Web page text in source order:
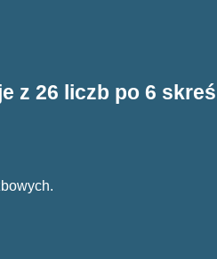
z 26 liczb po 6